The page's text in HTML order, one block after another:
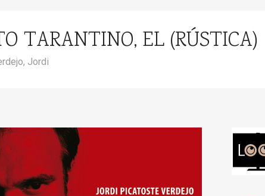
TARANTINO, EL (RÚSTICA)
Jordi